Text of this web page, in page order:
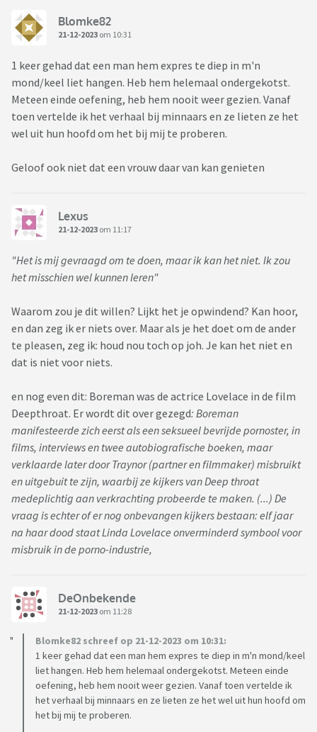
Blomke82
21-12-2023 om 10:31
1 keer gehad dat een man hem expres te diep in m'n
mond/keel liet hangen. Heb hem helemaal ondergekotst.
Meteen einde oefening, heb hem nooit weer gezien. Vanaf
toen vertelde ik het verhaal bij minnaars en ze lieten ze het
wel uit hun hoofd om het bij mij te proberen.
Geloof ook niet dat een vrouw daar van kan genieten
Lexus
21-12-2023 om 11:17
"Het is mij gevraagd om te doen, maar ik kan het niet. Ik zou
het misschien wel kunnen leren"
Waarom zou je dit willen? Lijkt het je opwindend? Kan hoor,
en dan zeg ik er niets over. Maar als je het doet om de ander
te pleasen, zeg ik: houd nou toch op joh. Je kan het niet en
dat is niet voor niets.
en nog even dit: Boreman was de actrice Lovelace in de film
Deepthroat. Er wordt dit over gezegd: Boreman
manifesteerde zich eerst als een seksueel bevrijde pornoster, in
films, interviews en twee autobiografische boeken, maar
verklaarde later door Traynor (partner en filmmaker) misbruikt
en uitgebuit te zijn, waarbij ze kijkers van Deep throat
medeplichtig aan verkrachting probeerde te maken. (...) De
vraag is echter of er nog onbevangen kijkers bestaan: elf jaar
na haar dood staat Linda Lovelace onverminderd symbool voor
misbruik in de porno-industrie,
DeOnbekende
21-12-2023 om 11:28
Blomke82 schreef op 21-12-2023 om 10:31:
1 keer gehad dat een man hem expres te diep in m'n mond/keel
liet hangen. Heb hem helemaal ondergekotst. Meteen einde
oefening, heb hem nooit weer gezien. Vanaf toen vertelde ik
het verhaal bij minnaars en ze lieten ze het wel uit hun hoofd om
het bij mij te proberen.